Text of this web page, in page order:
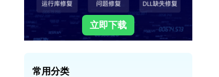
立即下载
常用分类